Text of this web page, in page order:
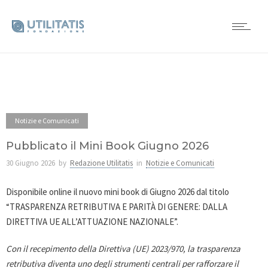
Notizie e Comunicati
Pubblicato il Mini Book Giugno 2026
30 Giugno 2026 by Redazione Utilitatis in Notizie e Comunicati
Disponibile online il nuovo mini book di Giugno 2026 dal titolo
“TRASPARENZA RETRIBUTIVA E PARITÀ DI GENERE: DALLA
DIRETTIVA UE ALL’ATTUAZIONE NAZIONALE”.
Con il recepimento della Direttiva (UE) 2023/970, la trasparenza
retributiva diventa uno degli strumenti centrali per rafforzare il